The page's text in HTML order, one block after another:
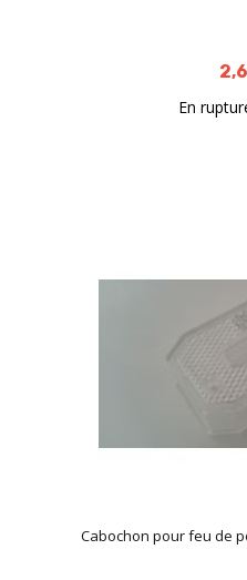
En
Cabochon pour feu de